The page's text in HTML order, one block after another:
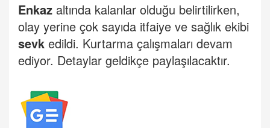
Enkaz altında kalanlar olduğu belirtilirken,
olay yerine çok sayıda itfaiye ve sağlık ekibi
sevk edildi. Kurtarma çalışmaları devam
ediyor. Detaylar geldikçe paylaşılacaktır.